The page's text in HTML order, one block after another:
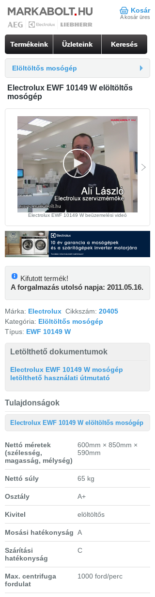
Kosár
A kosár üres
Termékeink Üzleteink Keresés
Elöltöltős mosógép
Electrolux EWF 10149 W elöltöltős
mosógép
Electrolux EWF 10149 W beüzemelési videó
Kifutott termék!
A forgalmazás utolsó napja: 2011.05.16.
Márka: Electrolux Cikkszám: 20405
Kategória: Elöltöltős mosógép
Típus: EWF 10149 W
Letölthető dokumentumok
Electrolux EWF 10149 W mosógép
letölthető használati útmutató
Tulajdonságok
Electrolux EWF 10149 W elöltöltős mosógép
Nettó méretek
(szélesség,
magasság, mélység)
600mm × 850mm ×
590mm
Nettó súly 65 kg
Osztály A+
Kivitel elöltöltős
Mosási hatékonyság A
Szárítási
hatékonyság
C
Max. centrifuga
fordulat
1000 ford/perc